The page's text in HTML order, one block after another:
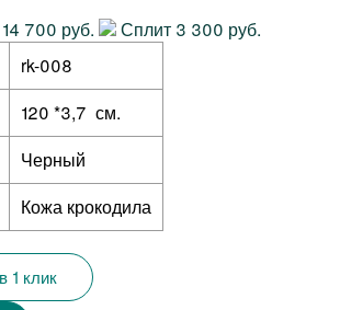
14 700 руб.
Сплит 3 300 руб.
rk-008
120 *3,7 см.
Черный
Кожа крокодила
1 клик